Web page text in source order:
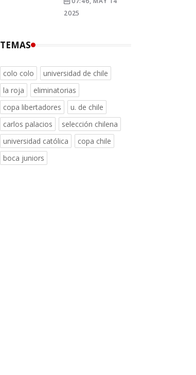
2025
TEMAS
colo colo
universidad de chile
la roja
eliminatorias
copa libertadores
u. de chile
carlos palacios
selección chilena
universidad católica
copa chile
boca juniors